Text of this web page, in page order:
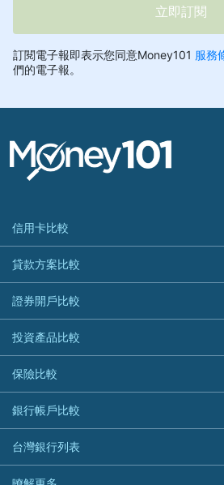
信用卡比較
信用卡情境類別推薦
所有信用卡
精選推薦
國內外現金回饋
繳稅優惠
航空哩程回饋
加油優惠
分期零利率優惠
首刷禮優惠
貸款方案比較
快速線上貸款推薦
最完整貸款資訊一次看
繳稅貸款
貸款計算機
車貸計算機
精選貸款推薦
信貸利率比較
一般個人貸款
證券開戶比較
台股證券戶
美股證券戶
投資產品比較
機器人投資
加密貨幣
外幣定存
保險比較
住宅險
汽車保險
機車保險
寵物險
銀行帳戶比較
財富管理帳戶
數位存款帳戶
台灣銀行列表
銀行與合作機構列表